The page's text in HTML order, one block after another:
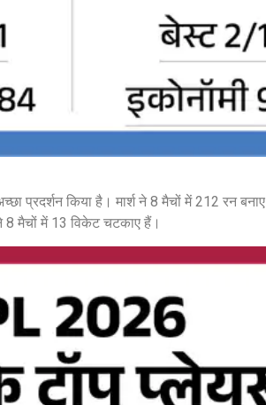
प्रदर्शन किया है। मार्श ने 8 मैचों में 212 रन
मैचों में 13 विकेट चटकाए हैं।
सुप्रीम कोर्ट के हस्तक्षेप के बाद
में जूनियर डागर ब्रदर्स को क्रेडिट
देंगे; कॉपीराइट विवाद…
शेयर करें -
के